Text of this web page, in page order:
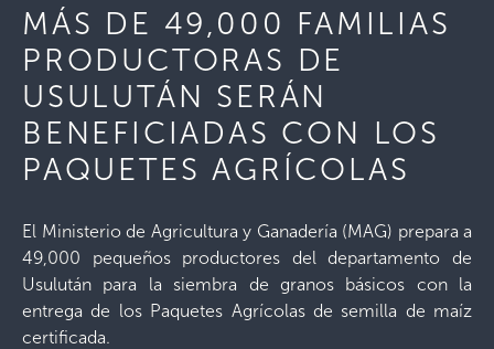
MÁS DE 49,000 FAMILIAS
PRODUCTORAS DE
USULUTÁN SERÁN
BENEFICIADAS CON LOS
PAQUETES AGRÍCOLAS
El Ministerio de Agricultura y Ganadería (MAG) prepara a
49,000 pequeños productores del departamento de
Usulután para la siembra de granos básicos con la
entrega de los Paquetes Agrícolas de semilla de maíz
certificada.